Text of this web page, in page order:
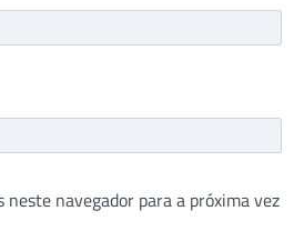
neste navegador para a próxima vez